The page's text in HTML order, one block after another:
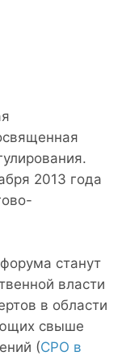
2013 года
станут
власти
в области
свыше
(СРО в